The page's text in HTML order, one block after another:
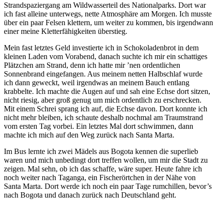
Strandspaziergang am Wildwasserteil des Nationalparks. Dort war
ich fast alleine unterwegs, nette Atmosphäre am Morgen. Ich musste
über ein paar Felsen klettern, um weiter zu kommen, bis irgendwann
einer meine Kletterfähigkeiten überstieg.
Mein fast letztes Geld investierte ich in Schokoladenbrot in dem
kleinen Laden vom Vorabend, danach suchte ich mir ein schattiges
Plätzchen am Strand, denn ich hatte mir ’nen ordentlichen
Sonnenbrand eingefangen. Aus meinem netten Halbschlaf wurde
ich dann geweckt, weil irgendwas an meinem Bauch entlang
krabbelte. Ich machte die Augen auf und sah eine Echse dort sitzen,
nicht riesig, aber groß genug um mich ordentlich zu erschrecken.
Mit einem Schrei sprang ich auf, die Echse davon. Dort konnte ich
nicht mehr bleiben, ich schaute deshalb nochmal am Traumstrand
vom ersten Tag vorbei. Ein letztes Mal dort schwimmen, dann
machte ich mich auf den Weg zurück nach Santa Marta.
Im Bus lernte ich zwei Mädels aus Bogota kennen die superlieb
waren und mich unbedingt dort treffen wollen, um mir die Stadt zu
zeigen. Mal sehn, ob ich das schaffe, wäre super. Heute fahre ich
noch weiter nach Taganga, ein Fischerörtchen in der Nähe von
Santa Marta. Dort werde ich noch ein paar Tage rumchillen, bevor’s
nach Bogota und danach zurück nach Deutschland geht.